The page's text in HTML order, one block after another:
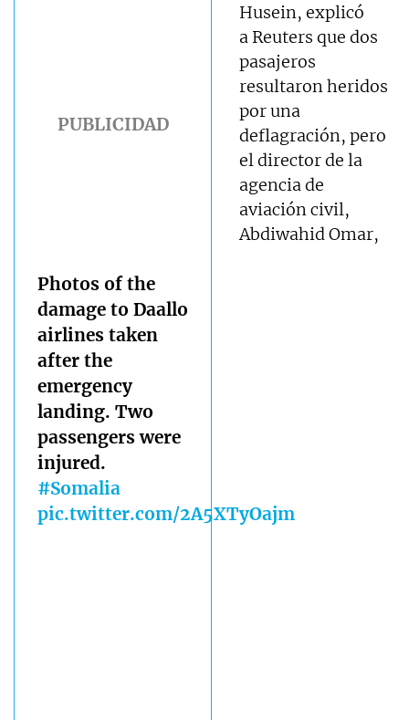
Photos of the
damage to Daallo
airlines taken
after the
emergency
landing. Two
passengers were
injured.
#Somalia
pic.twitter.com/2A5XTyOajm
Husein, explicó
a Reuters que dos
pasajeros
resultaron heridos
por una
deflagración, pero
el director de la
agencia de
aviación civil,
Abdiwahid Omar,